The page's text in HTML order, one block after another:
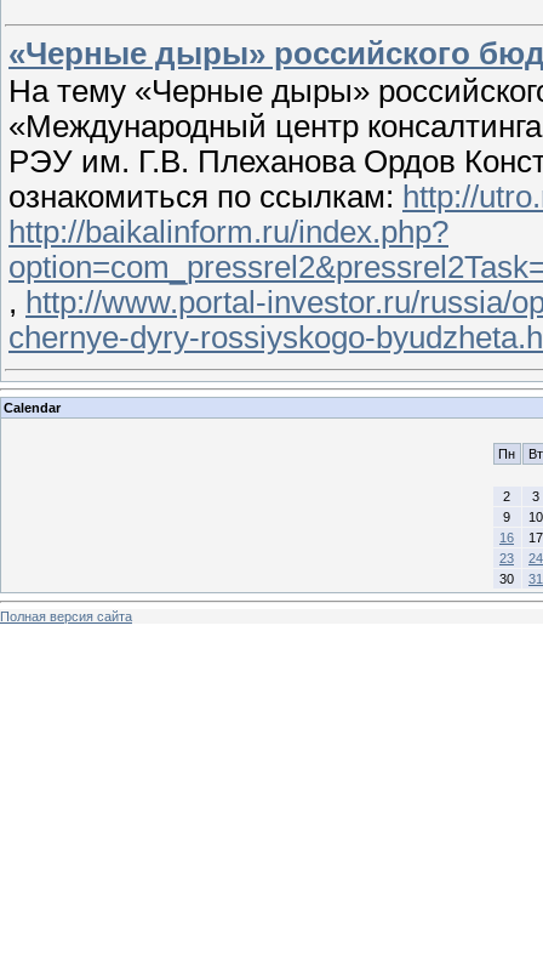
«Черные дыры» российского
На тему «Черные дыры»
«Международный центр
РЭУ им. Г.В. Плеханова Ордов
ознакомиться по ссылкам: http://
http://baikalinform.ru/index.php?
, http://www.portal-investor.ru/russia/
chernye-dyry-rossiyskogo-
Calendar
Пн Вт
2
3
9
10
16
17
23
24
30
31
Полная версия сайта